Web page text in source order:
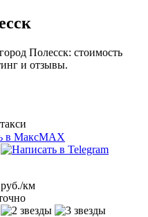
Полесск: стоимость
и отзывы.
MAX
км